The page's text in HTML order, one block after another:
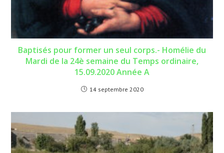
Baptisés pour former un seul corps.- Homélie du
Mardi de la 24è semaine du Temps ordinaire,
15.09.2020 Année A
14 septembre 2020